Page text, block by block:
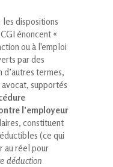
les dispositions
énoncent «
ou à l'emploi
par des
d’autres termes,
avocat, supportés
l'employeur
constituent
(ce qui
au réel pour
déduction